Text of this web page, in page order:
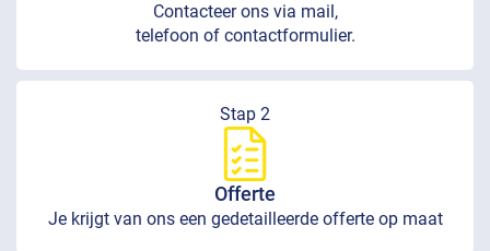
Contacteer ons via mail,
telefoon of contactformulier.
Stap 2
Offerte
Je krijgt van ons een gedetailleerde offerte op maat